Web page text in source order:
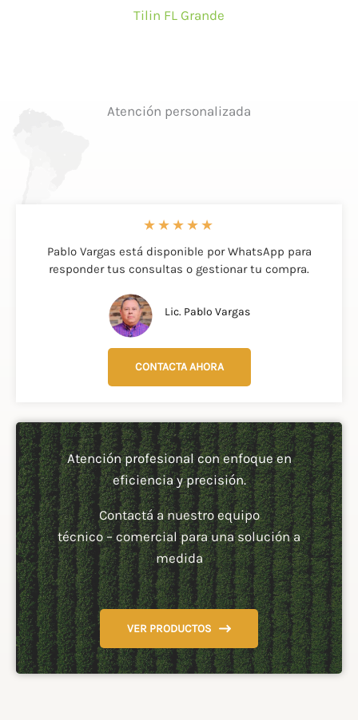
Tilin FL Grande
Atención personalizada
★★★★★
Pablo Vargas está disponible por WhatsApp para
responder tus consultas o gestionar tu compra.
Lic. Pablo Vargas
CONTACTA AHORA
Atención profesional con enfoque en
eficiencia y precisión.
Contactá a nuestro equipo
técnico – comercial para una solución a
medida
VER PRODUCTOS